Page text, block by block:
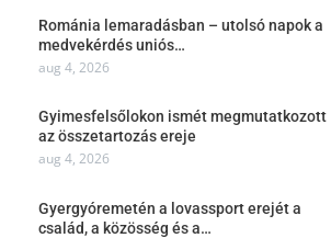
Románia lemaradásban – utolsó napok a
medvekérdés uniós…
aug 4, 2026
Gyimesfelsőlokon ismét megmutatkozott
az összetartozás ereje
aug 4, 2026
Gyergyóremetén a lovassport erejét a
család, a közösség és a…